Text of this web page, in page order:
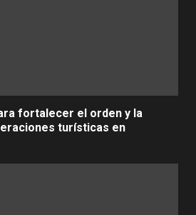
fortalecer el orden y la
turísticas en